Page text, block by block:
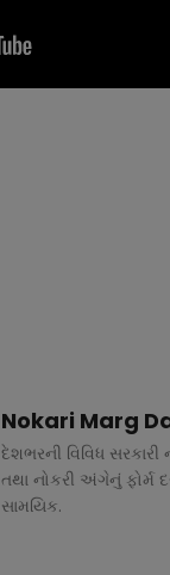
Nokari Marg
દેશભરની વિવિધ સરકારી
તથા નોકરી અંગેનું ફોર્મ
સામયિક.